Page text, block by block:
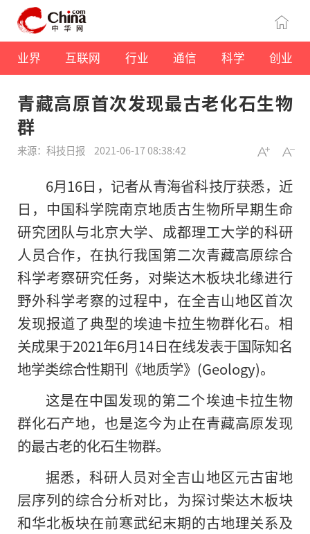
业界 互联网 行业 通信 科学 创业
青藏高原首次发现最古老化石生物
群
来源：科技日报 2021-06-17 08:38:42
6月16日，记者从青海省科技厅获悉，近
日，中国科学院南京地质古生物所早期生命
研究团队与北京大学、成都理工大学的科研
人员合作，在执行我国第二次青藏高原综合
科学考察研究任务，对柴达木板块北缘进行
野外科学考察的过程中，在全吉山地区首次
发现报道了典型的埃迪卡拉生物群化石。相
关成果于2021年6月14日在线发表于国际知名
地学类综合性期刊《地质学》(Geology)。
这是在中国发现的第二个埃迪卡拉生物
群化石产地，也是迄今为止在青藏高原发现
的最古老的化石生物群。
据悉，科研人员对全吉山地区元古宙地
层序列的综合分析对比，为探讨柴达木板块
和华北板块在前寒武纪末期的古地理关系及